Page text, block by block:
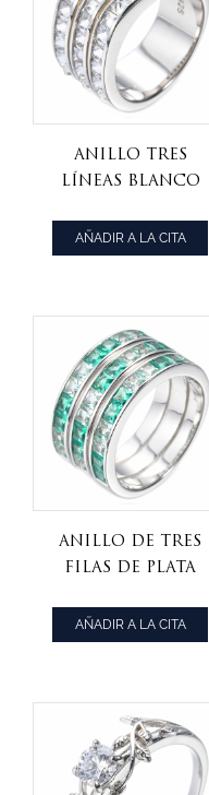
Anillo Tres
Líneas Blanco
CZ 925 Plata
Rodiada
AÑADIR A LA CITA
Anillo de tres
filas de plata
rodio verde
esmeralda corte
AÑADIR A LA CITA